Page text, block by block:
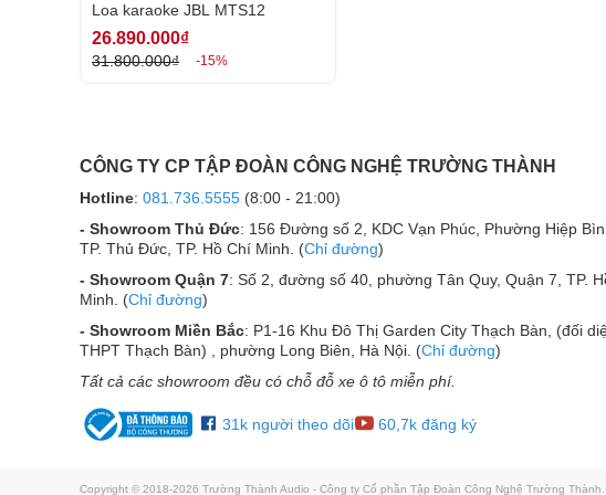
mãi bảo hành lên tới 5 năm, 1 đổi 1 trong 30
Loa karaoke JBL MTS12
26.890.000₫
31.800.000₫ -15%
CÔNG TY CP TẬP ĐOÀN CÔNG NGHỆ TRƯỜNG THÀNH
Hotline: 081.736.5555 (8:00 - 21:00)
- Showroom Thủ Đức: 156 Đường số 2, KDC Vạn Phúc, Phường Hiệp
TP. Thủ Đức, TP. Hồ Chí Minh. (Chỉ đường)
- Showroom Quận 7: Số 2, đường số 40, phường Tân Quy, Quận 7, TP.
Minh. (Chỉ đường)
- Showroom Miền Bắc: P1-16 Khu Đô Thị Garden City Thạch Bàn, (đối
THPT Thạch Bàn) , phường Long Biên, Hà Nội. (Chỉ đường)
Tất cả các showroom đều có chỗ đỗ xe ô tô miễn phí.
31k người theo dõi 60,7k đăng ký
Copyright © 2018-2026 Trường Thành Audio - Công ty Cổ phần Tập Đoàn Công Nghệ Trường